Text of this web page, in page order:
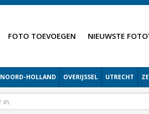
FOTO TOEVOEGEN NIEUWSTE
NOORD-HOLLAND OVERIJSSEL UTRECHT